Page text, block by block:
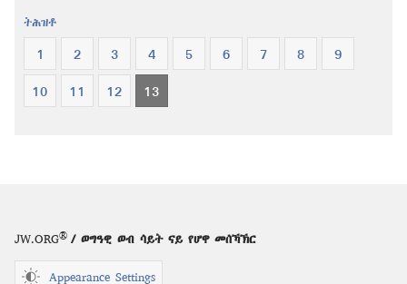
ትሕዝቶ
1 2 3 4 5 6 7 8 9
10 11 12 13
JW.ORG® / ወግዓዊ ወብ ሳይት ናይ የሆዋ መሰኻኽር
Appearance Settings